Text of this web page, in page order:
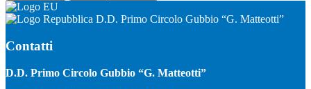
D.D. Primo Circolo Gubbio “G. Matteotti”
Contatti
D.D. Primo Circolo Gubbio “G. Matteotti”